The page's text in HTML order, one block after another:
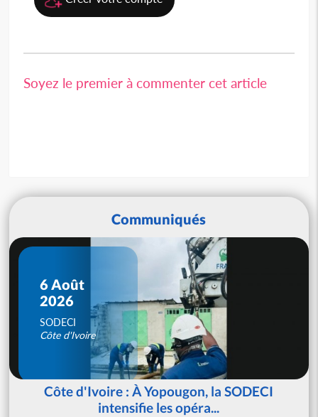
Soyez le premier à commenter cet article
Communiqués
6 Août
2026
SODECI
Côte d'Ivoire
Côte d'Ivoire : À Yopougon, la SODECI
intensifie les opéra...